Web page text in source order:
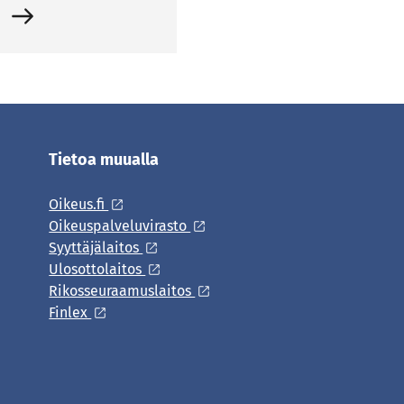
Tietoa muualla
Oikeus.fi
Oikeuspalveluvirasto
Syyttäjälaitos
Ulosottolaitos
Rikosseuraamuslaitos
Finlex